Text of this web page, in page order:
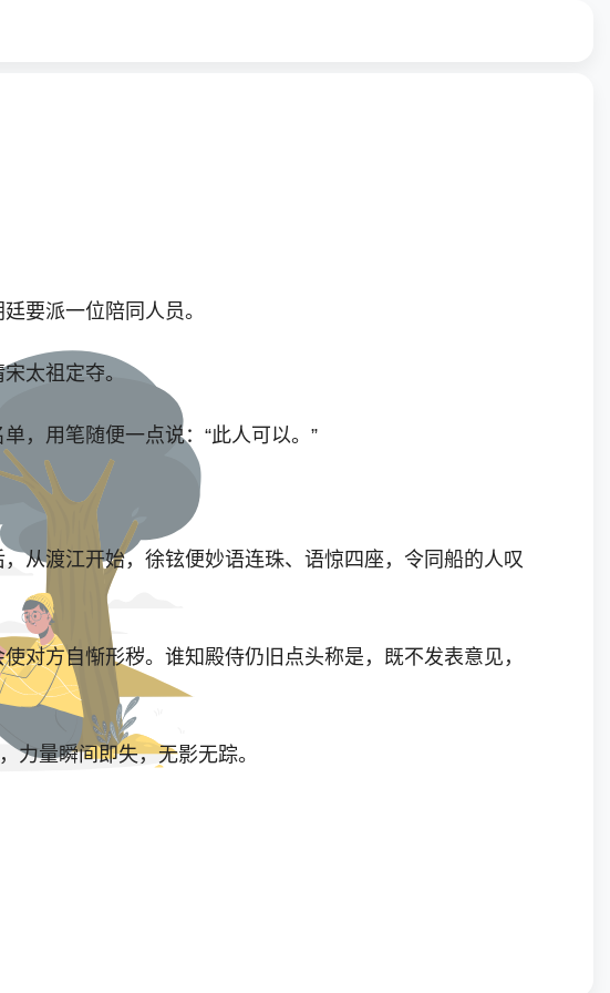
要派一位陪同人员。
太祖定夺。
，用笔随便一点说：“此人可以。”
从渡江开始，徐铉便妙语连珠、语惊四座，令同船的人叹
对方自惭形秽。谁知殿侍仍旧点头称是，既不发表意见，
力量瞬间即失，无影无踪。